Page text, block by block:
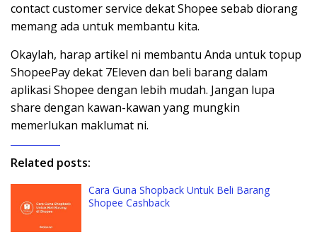
contact customer service dekat Shopee sebab diorang
memang ada untuk membantu kita.
Okaylah, harap artikel ni membantu Anda untuk topup
ShopeePay dekat 7Eleven dan beli barang dalam
aplikasi Shopee dengan lebih mudah. Jangan lupa
share dengan kawan-kawan yang mungkin
memerlukan maklumat ni.
Related posts:
Cara Guna Shopback Untuk Beli Barang
Shopee Cashback